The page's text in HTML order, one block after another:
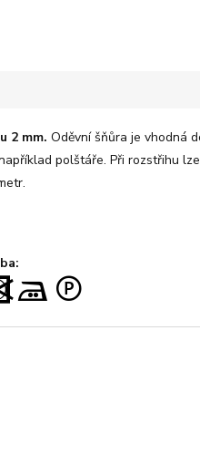
2 mm. Oděvní šňůra je vhodná
polštáře. Při rozstřihu